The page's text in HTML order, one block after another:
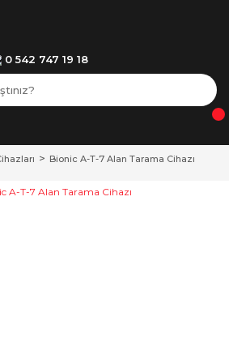
0 542 747 19 18
Bionic A-T-7 Alan Tarama Cihazı